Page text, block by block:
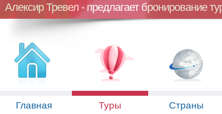
Алексир Тревел - предлагает бронирование
Главная Туры Страны